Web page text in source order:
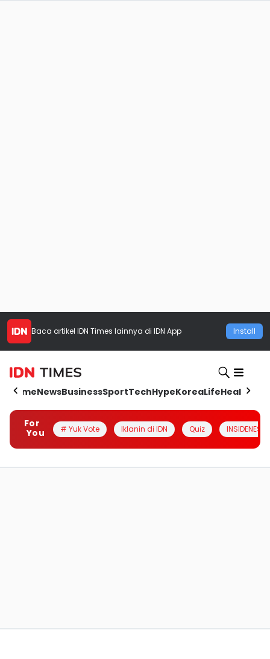
Baca artikel IDN Times lainnya di IDN App Install
HomeNewsBusinessSportTechHypeKoreaLifeHealth
For
You
# Yuk Vote Iklanin di IDN Quiz INSIDENESIA